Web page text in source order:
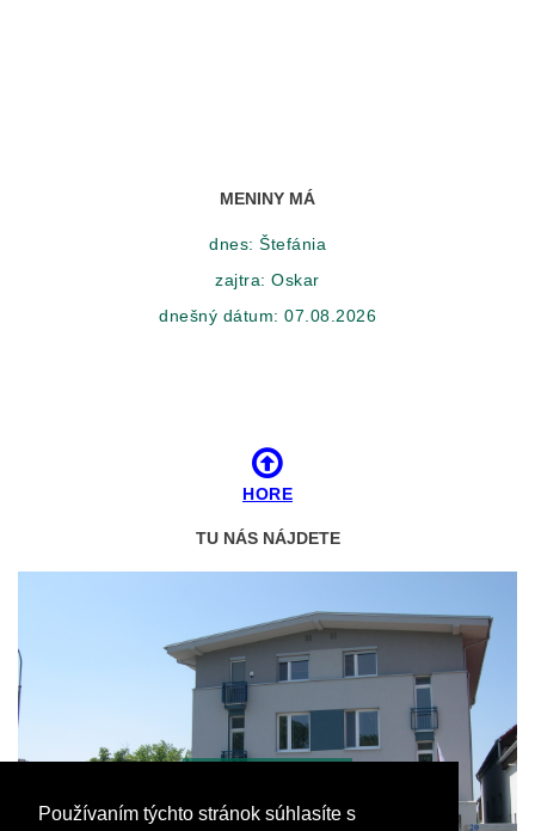
Používaním týchto stránok súhlasíte s
MENINY MÁ
dnes: Štefánia
zajtra:Oskar
dnešný dátum: 07.08.2026
HORE
TU NÁS NÁJDETE